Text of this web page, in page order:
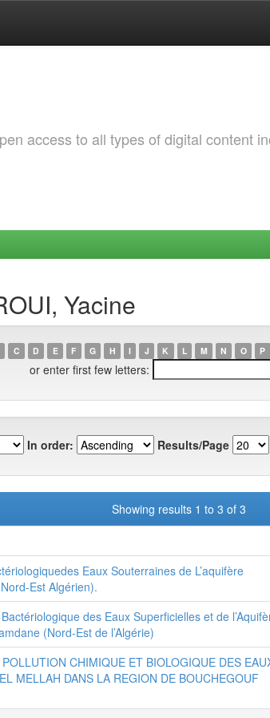
access to all types of digital content
Yacine
C D E F G H I J K L M N O P
or enter first few letters:
In order: Results/Page
Showing results 1 to 3 of 3
Eaux Souterraines de L’aquifère
Est Algérien).
des Eaux Superficielles et de
(Nord-Est de l’Algérie)
CHIMIQUE ET BIOLOGIQUE DES
MELLAH DANS LA REGION DE BOUCHEGOUF